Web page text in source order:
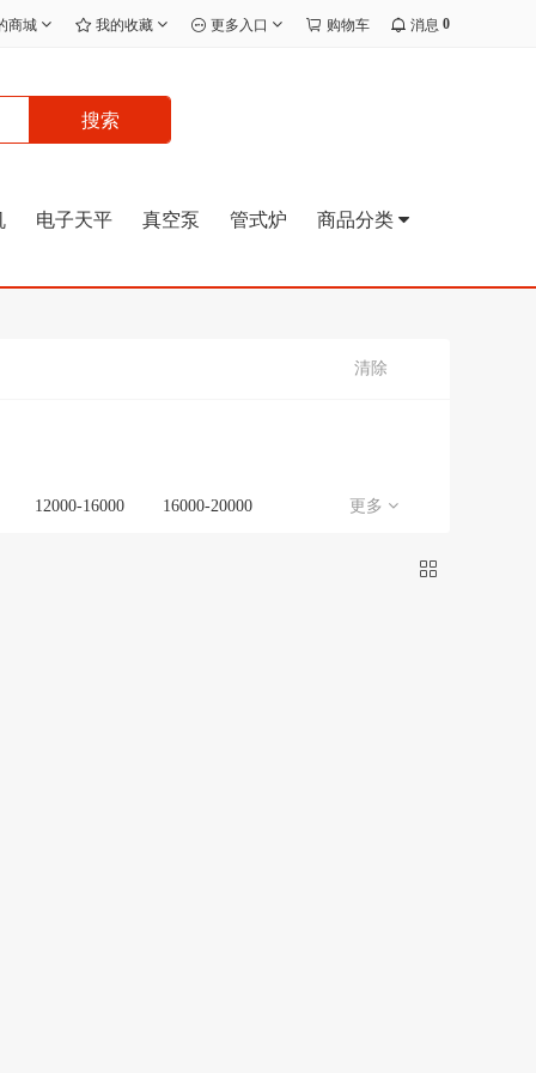
商城 我的收藏 更多入口 购物车 消息 0
搜索
电子天平 真空泵 管式炉 商品分类
清除
12000-16000 16000-20000 更多